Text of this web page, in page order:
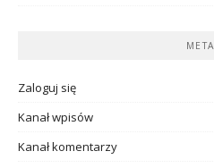
META
Zaloguj się
Kanał wpisów
Kanał komentarzy